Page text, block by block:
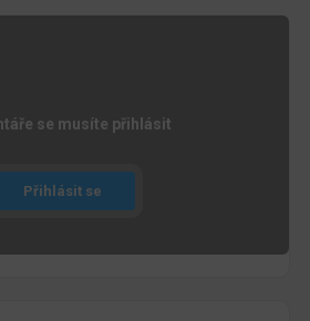
se musíte přihlásit
Přihlásit se